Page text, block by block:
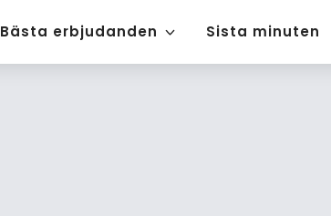
Bästa erbjudanden Sista minuten